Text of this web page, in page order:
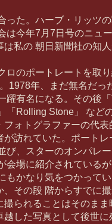
た。ハーブ・リッツ
は今年7月7日号のニュ
は私の 朝日新聞社の知
のポートレートを取
1978年、まだ無名だっ
躍有名になる。その後
「Rolling Stone」 など
フォトグラファーの代
訪れていた。ポート
び、スターのオンパレ
場に紹介されている
もかなり気をつかって
その段 階からすでに
撮られることはそのま
越した写真として後世